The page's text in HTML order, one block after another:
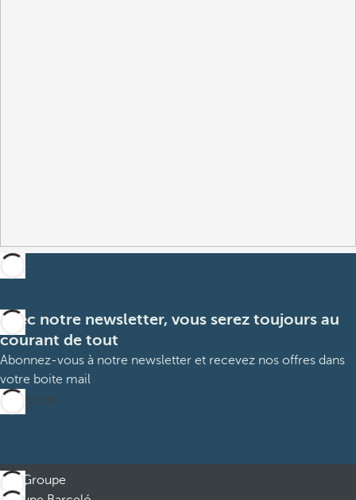
Avec notre newsletter, vous serez toujours au
courant de tout
Abonnez-vous à notre newsletter et recevez nos offres dans
votre boite mail
M’abonner
Groupe